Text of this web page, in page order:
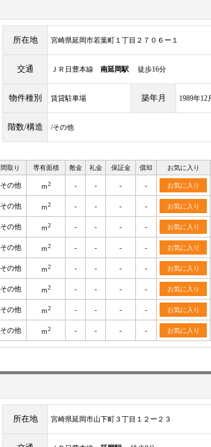
所在地 宮崎県延岡市若葉町１丁目２７０６ー１
交通 ＪＲ日豊本線 南延岡駅 徒歩16分
物件種別 賃貸駐車場 築年月 1989年12
階数/構造 /その他
間取り 専有面積 敷金 礼金 保証金 償却 お気に入り
その他 ｍ2 - - - - お気に入り
その他 ｍ2 - - - - お気に入り
その他 ｍ2 - - - - お気に入り
その他 ｍ2 - - - - お気に入り
その他 ｍ2 - - - - お気に入り
その他 ｍ2 - - - - お気に入り
その他 ｍ2 - - - - お気に入り
その他 ｍ2 - - - - お気に入り
所在地 宮崎県延岡市山下町３丁目１２ー２３